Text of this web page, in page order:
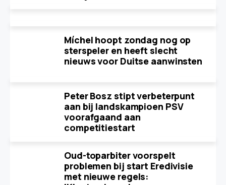
Míchel hoopt zondag nog op
sterspeler en heeft slecht
nieuws voor Duitse aanwinsten
Peter Bosz stipt verbeterpunt
aan bij landskampioen PSV
voorafgaand aan
competitiestart
Oud-toparbiter voorspelt
problemen bij start Eredivisie
met nieuwe regels: